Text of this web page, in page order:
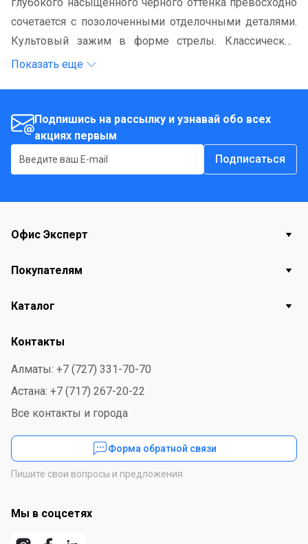
сочетается с позолоченными отделочными деталями.
Культовый зажим в форме стрелы. Классический
механизм с кнопкой для извлечения стержня.
производительность. Шарик в данной модели
обеспечивает среднюю толщину линию письма.
Показать еще
Подпишись на рассылку и узнавай обо всех
акциях первым
Подписаться
Офис Эксперт
Покупателям
Каталог
Контакты
Алматы: +7 (727) 331-70-70
Астана: +7 (717) 267-20-22
Все контакты и города
Форма обратной связи
Пишите свои вопросы и предложения
Мы в соцсетях